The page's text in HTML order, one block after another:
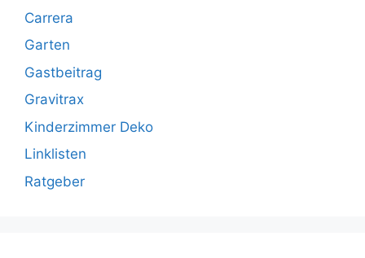
Carrera
Garten
Gastbeitrag
Gravitrax
Kinderzimmer Deko
Linklisten
Ratgeber